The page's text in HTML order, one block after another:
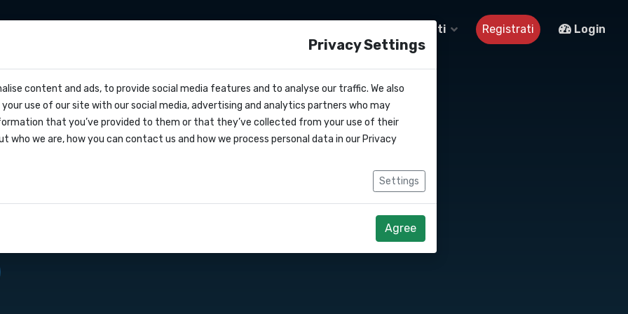
Contatti Registrati Login
di servizio
SMS verso il
delle applicazioni
consente ai
di messaggi SMS
Privacy Settings
content and ads, to provide social media features and to analyse our traffic. We also
use of our site with our social media, advertising and analytics partners who may
that you’ve provided to them or that they’ve collected from your use of their
who we are, how you can contact us and how we process personal data in our Privacy
Settings
Agree